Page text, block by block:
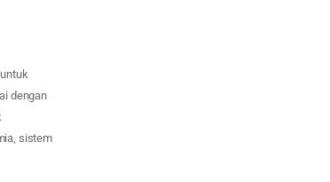
dengan
sistem